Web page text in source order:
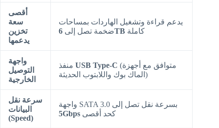
أقصى
سعة
تخزين
يدعمها
يدعم قراءة وتشغيل الهاردات بمساحات
ضخمة تصل إلى6TB كاملة
واجهة
التوصيل
الخارجية
USB Type-C (متوافق مع أجهزة
الماك بوك واللابتوب الحديثة)
سرعة نقل
البيانات
(Speed)
واجهة SATA 3.0 بسرعة نقل تصل إلى
5Gbps كحد أقصى